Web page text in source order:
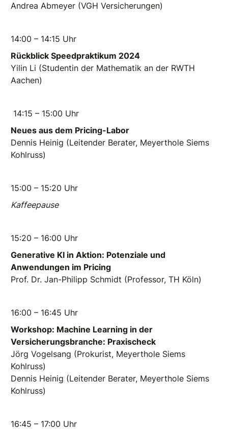
Andrea Abmeyer (VGH Versicherungen)
14:00 – 14:15 Uhr
Rückblick Speedpraktikum 2024
Yilin Li (Studentin der Mathematik an der RWTH
Aachen)
14:15 – 15:00 Uhr
Neues aus dem Pricing-Labor
Dennis Heinig (Leitender Berater, Meyerthole Siems
Kohlruss)
15:00 – 15:20 Uhr
Kaffeepause
15:20 – 16:00 Uhr
Generative KI in Aktion: Potenziale und
Anwendungen im Pricing
Prof. Dr. Jan-Philipp Schmidt (Professor, TH Köln)
16:00 – 16:45 Uhr
Workshop: Machine Learning in der
Versicherungsbranche: Praxischeck
Jörg Vogelsang (Prokurist, Meyerthole Siems
Kohlruss)
Dennis Heinig (Leitender Berater, Meyerthole Siems
Kohlruss)
16:45 – 17:00 Uhr